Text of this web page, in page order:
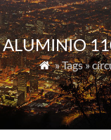
ALUMINIO
 » Tags »